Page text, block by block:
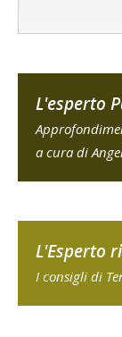
L'esperto
a cura di
L'Esperto
I consigli di